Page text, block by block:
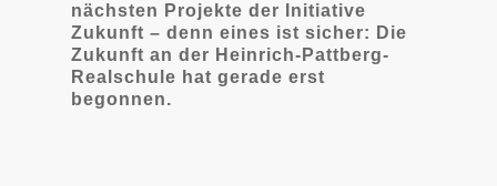
nächsten Projekte der Initiative
Zukunft – denn eines ist sicher: Die
Zukunft an der Heinrich-Pattberg-
Realschule hat gerade erst
begonnen.